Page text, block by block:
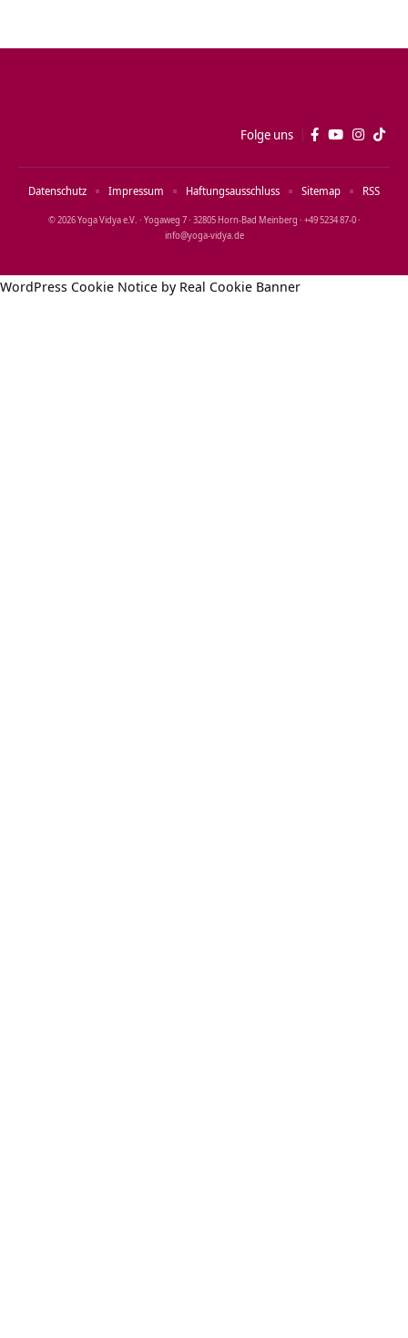
Folge uns
© 2026 Yoga Vidya e.V. · Yogaweg 7 · 32805 Horn‑Bad Meinberg · +49 5234 87‑0 ·
info@yoga‑vidya.de
Datenschutz Impressum Haftungsausschluss Sitemap RSS
WordPress Cookie Notice by Real Cookie Banner